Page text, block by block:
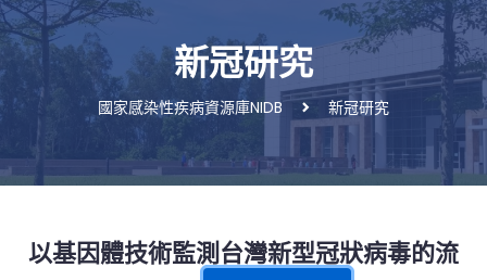
新冠研究
國家感染性疾病資源庫NIDB 新冠研究
以基因體技術監測台灣新型冠狀病毒的流